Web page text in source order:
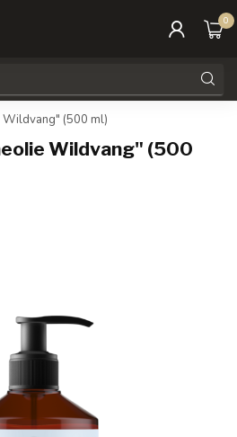
0
Wildvang" (500 ml)
Wildvang" (500